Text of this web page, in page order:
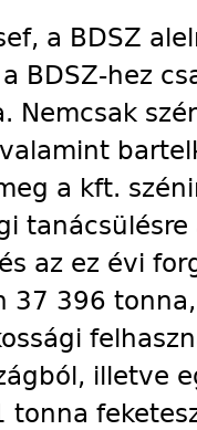
a BDSZ
BDSZ-hez
Nemcsak
a kft.
az ez évi
37 396
illetve
tonna